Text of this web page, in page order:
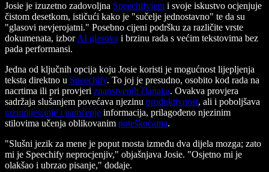
Josie je izuzetno zadovoljna Speechifyjem i svoje iskustvo ocjenjuje
čistom desetkom, ističući kako je "sučelje jednostavno" te da su
"glasovi nevjerojatni." Posebno cijeni podršku za različite vrste
dokumenata, izborAI glasova i brzinu rada s većim tekstovima bez
pada performansi.
Jedna od ključnih opcija koju Josie koristi je mogućnost lijepljenja
teksta direktno u Speechify. To joj je presudno, osobito kod rada na
nacrtima ili pri provjeri znanstvenih članaka. Ovakva provjera
sadržaja slušanjem povećava njezinu produktivnost, ali i poboljšava
razumijevanje i pamćenje informacija, prilagođeno njezinim
stilovima učenja oblikovanim poteškoćama.
"Slušni jezik za mene je poput mosta između dva dijela mozga; zato
mi je Speechify neprocjenjiv," objašnjava Josie. "Osjetno mi je
olakšao i ubrzao pisanje," dodaje.